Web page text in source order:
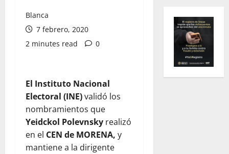
Blanca
7 febrero, 2020
2 minutes read
0
El Instituto Nacional
Electoral (INE)validó los
nombramientos que
Yeidckol Polevnsky realizó
en el CEN de MORENA, y
mantiene a la dirigente